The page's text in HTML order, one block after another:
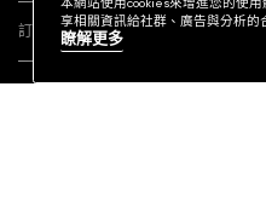
訂閱電子報
本網站使用cookies來增進您的使
享相關資訊給社群、廣告與分析的
瞭解更多